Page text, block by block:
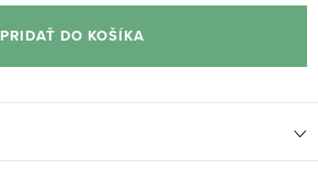
PRIDAŤ DO KOŠÍKA